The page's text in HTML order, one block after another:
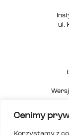
Cenimy
Korzystamy z
ul.